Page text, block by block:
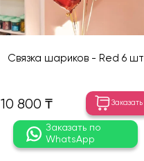
Связка шариков - Red 6 шт
10 800 ₸ Заказать
Заказать по
WhatsApp